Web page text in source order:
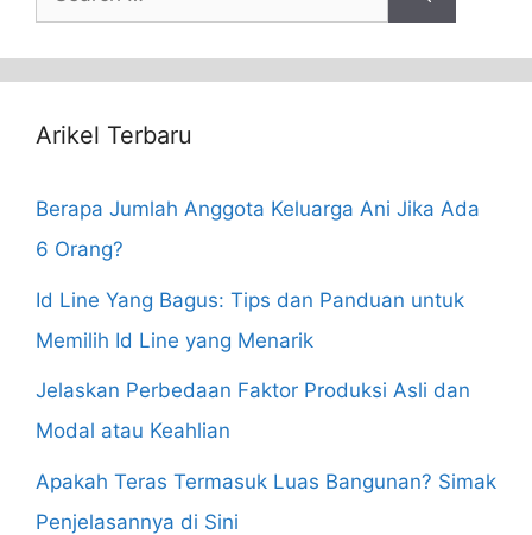
for:
Arikel Terbaru
Berapa Jumlah Anggota Keluarga Ani Jika Ada
6 Orang?
Id Line Yang Bagus: Tips dan Panduan untuk
Memilih Id Line yang Menarik
Jelaskan Perbedaan Faktor Produksi Asli dan
Modal atau Keahlian
Apakah Teras Termasuk Luas Bangunan? Simak
Penjelasannya di Sini